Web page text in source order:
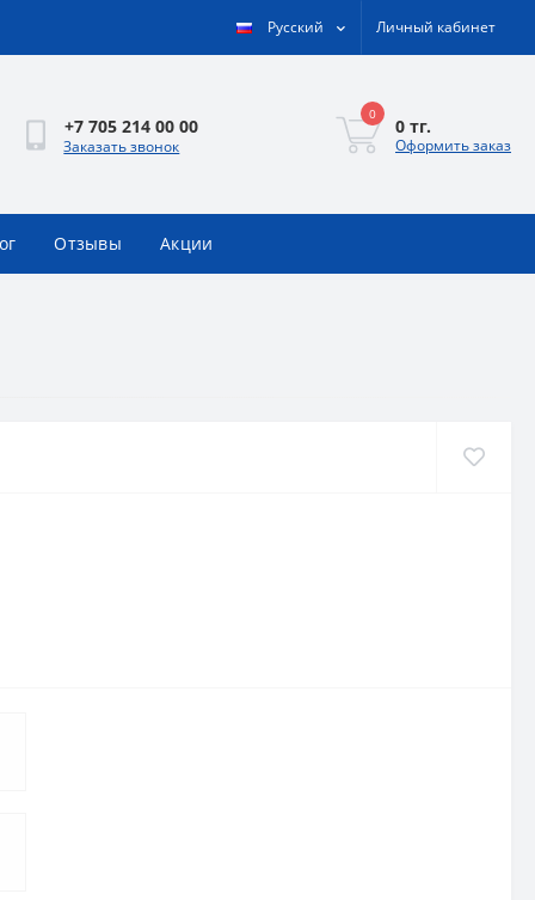
Русский Личный кабинет
+7 705 214 00 00
Заказать звонок
0
0 тг.
Оформить заказ
Отзывы Акции